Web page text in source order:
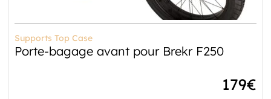
Supports Top Case
Porte-bagage avant pour Brekr F250
179€